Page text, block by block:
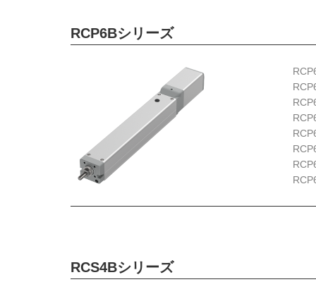
RCP6Bシリーズ
RCS4Bシリーズ